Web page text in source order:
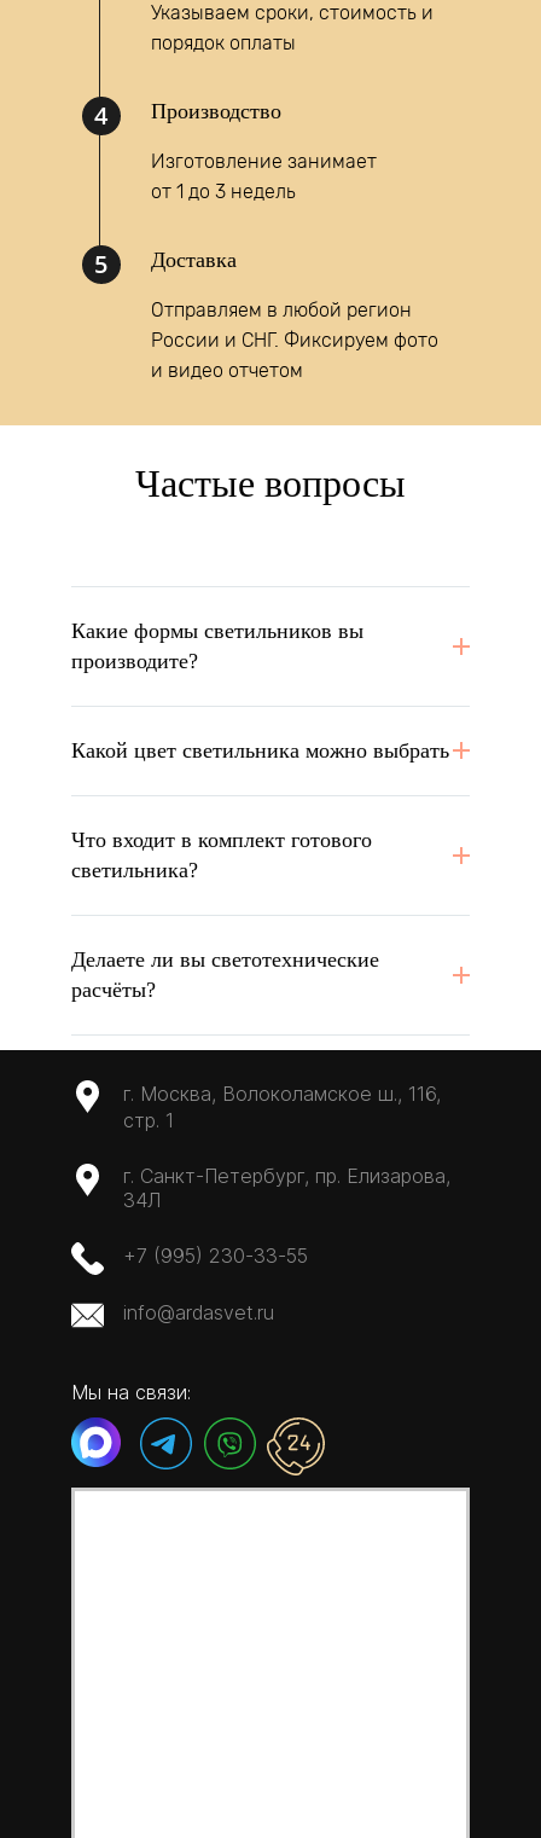
Указываем сроки, стоимость и
порядок оплаты
4 Производство
Изготовление занимает
от 1 до 3 недель
5 Доставка
Отправляем в любой регион
России и СНГ. Фиксируем фото
и видео отчетом
Частые вопросы
Какие формы светильников вы
производите?
Какой цвет светильника можно выбрать
Что входит в комплект готового
светильника?
Делаете ли вы светотехнические
расчёты?
г. Москва, Волоколамское ш., 116,
стр. 1
г. Санкт-Петербург, пр. Елизарова,
34Л
+7 (995) 230-33-55
info@ardasvet.ru
Мы на связи: